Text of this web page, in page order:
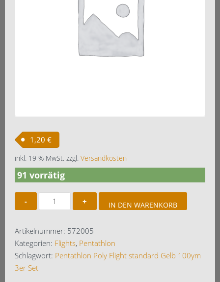
1,20 €
inkl. 19 % MwSt. zzgl. Versandkosten
91 vorrätig
Pentathlon
Poly
standard
Gelb100ym
3er
IN DEN WARENKORB
Artikelnummer: 572005
Kategorien: Flights, Pentathlon
Schlagwort: Pentathlon Poly Flight standard Gelb 100ym
3er Set